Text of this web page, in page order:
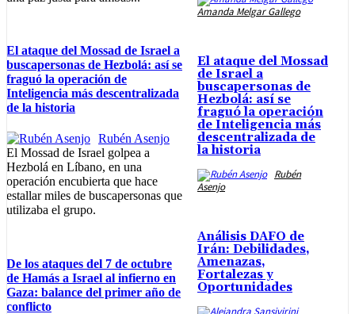
El ataque del Mossad de Israel a
buscapersonas de Hezbolá: así se
fraguó la operación de
Inteligencia más descentralizada
de la historia
Rubén Asenjo
El Mossad de Israel golpea a
Hezbolá en Líbano, en una
operación encubierta que hace
estallar miles de buscapersonas que
utilizaba el grupo.
De los ataques del 7 de octubre
de Hamás a Israel al infierno en
Gaza: balance del primer año de
conflicto
Amanda Melgar Gallego
El ataque del Mossad
de Israel a
buscapersonas de
Hezbolá: así se
fraguó la operación
de Inteligencia más
descentralizada de
la historia
Rubén
Asenjo
Análisis DAFO de
Irán: Debilidades,
Amenazas,
Fortalezas y
Oportunidades